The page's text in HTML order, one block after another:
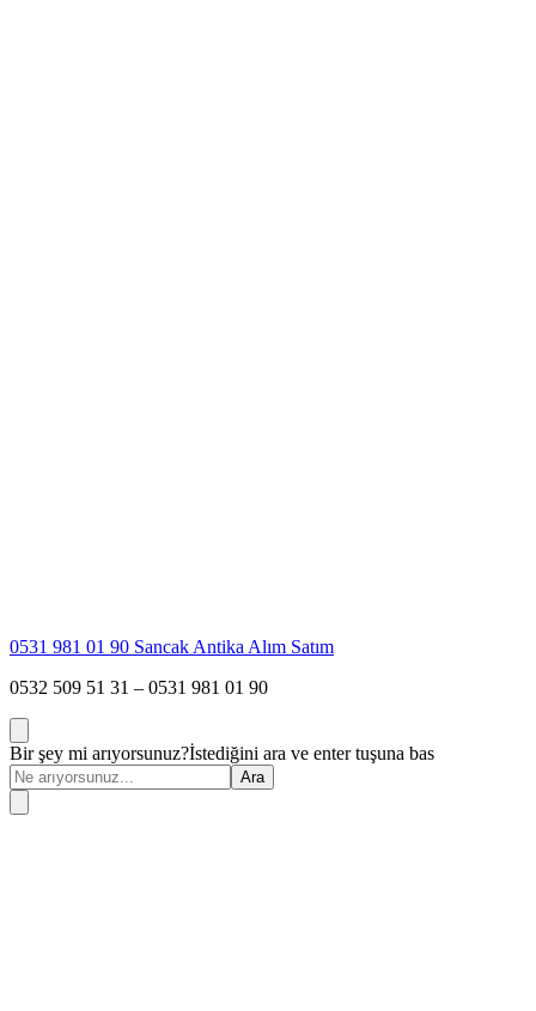
0531 981 01 90 Sancak Antika Alım Satım
0532 509 51 31 – 0531 981 01 90
Bir şey mi arıyorsunuz?İstediğini ara ve enter tuşuna bas